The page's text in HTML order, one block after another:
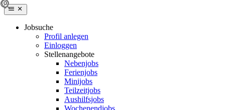
Jobsuche
Profil anlegen
Einloggen
Stellenangebote
Nebenjobs
Ferienjobs
Minijobs
Teilzeitjobs
Aushilfsjobs
Wochenendjobs